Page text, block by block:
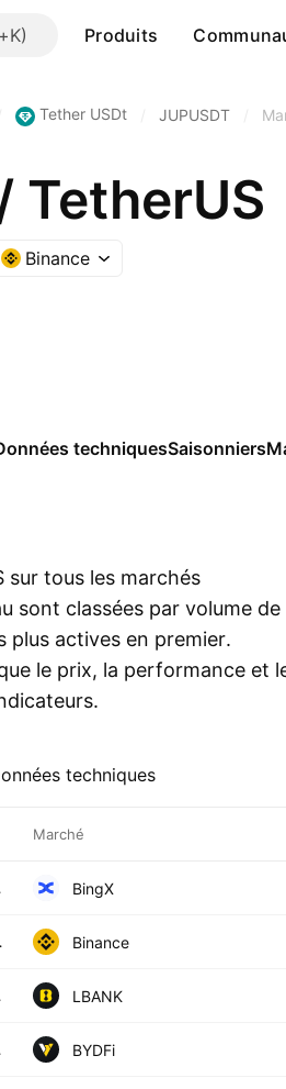
Produits
Tether USDt JUPUSDT
TetherUS
Binance
techniquesSaisonniers
sur tous les marchés
sont classées par volume de
plus actives en premier.
le prix, la performance et
techniques
Marché
BingX
Binance
LBANK
BYDFi